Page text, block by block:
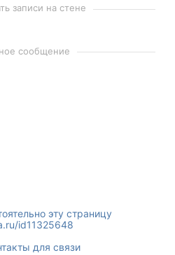
записи на стене
сообщение
эту страницу
id11325648
для связи